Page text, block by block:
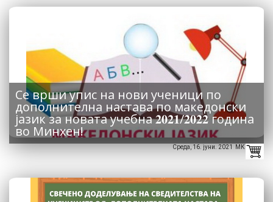
Се врши упис на нови ученици по
дополнителна настава по македонски
јазик за новата учебна 𝟐𝟎𝟐𝟏/𝟐𝟎𝟐𝟐 година
во Минхен!
Среда, 16. јуни. 2021 MK